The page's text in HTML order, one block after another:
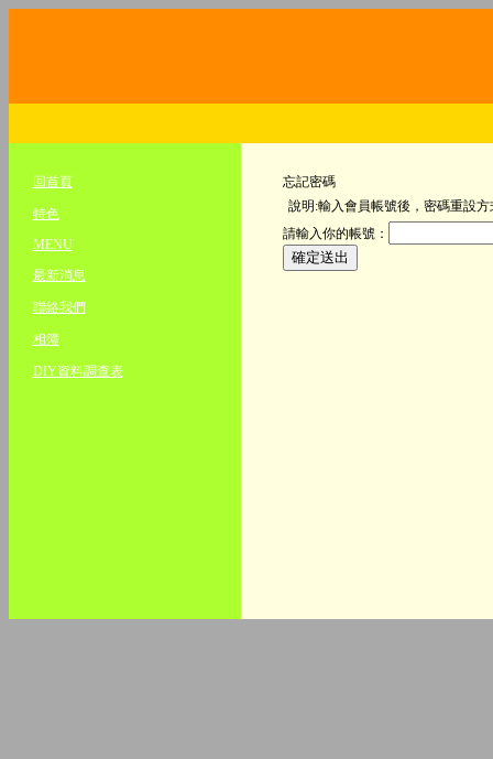
回首頁
特色
MENU
最新消息
聯絡我們
相簿
DIY資料調查表
忘記密碼
說明:輸入會員帳號後，密碼重設方
請輸入你的帳號：